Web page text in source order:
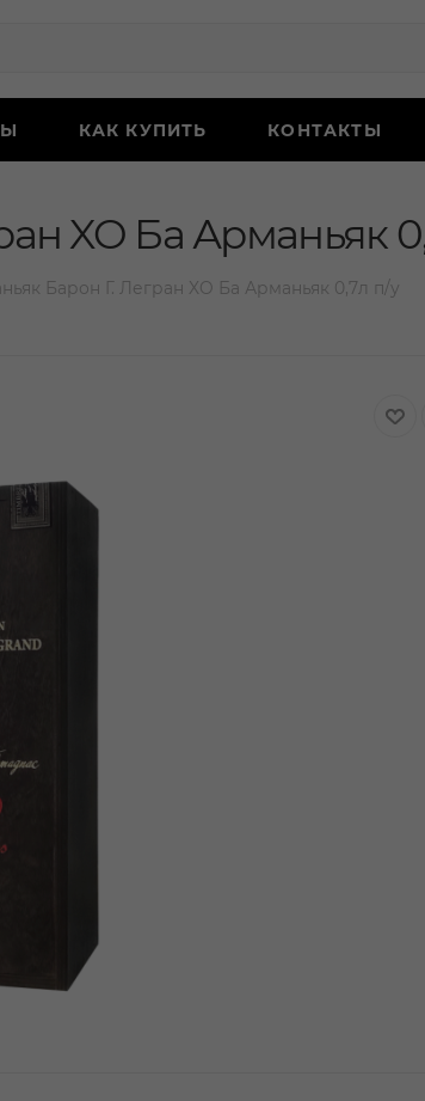
КАК КУПИТЬ КОНТАКТЫ
XO Ба Арманьяк
Барон Г. Легран XO Ба Арманьяк 0,7л п/у